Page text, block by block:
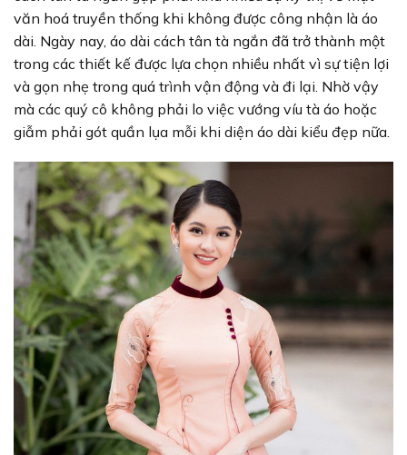
văn hoá truyền thống khi không được công nhận là áo
dài. Ngày nay, áo dài cách tân tà ngắn đã trở thành một
trong các thiết kế được lựa chọn nhiều nhất vì sự tiện lợi
và gọn nhẹ trong quá trình vận động và đi lại. Nhờ vậy
mà các quý cô không phải lo việc vướng víu tà áo hoặc
giẫm phải gót quần lụa mỗi khi diện áo dài kiểu đẹp nữa.